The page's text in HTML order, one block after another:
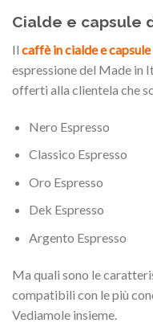
Cialde e capsule
Il caffè in cialde e capsule
espressione del Made in
offerti alla clientela che
Nero Espresso
Classico Espresso
Oro Espresso
Dek Espresso
Argento Espresso
Ma quali sono le
compatibili con le più
Vediamole insieme.